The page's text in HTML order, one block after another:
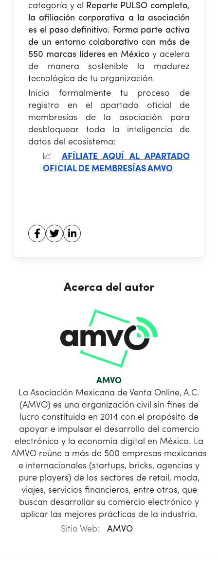
categoría y el
Reporte PULSO completo,
la afiliación corporativa a la asociación
es el paso definitivo. Forma parte activa
de un entorno colaborativo con más de
550 marcas líderes en México y acelera
de manera sostenible la madurez
tecnológica de tu organización.
Inicia formalmente tu proceso de
registro en el apartado oficial de
membresías de la asociación para
desbloquear toda la inteligencia de
datos del ecosistema:
📈
AFÍLIATE AQUÍ AL APARTADO
OFICIAL DE MEMBRESÍAS AMVO
Acerca del autor
AMVO
La Asociación Mexicana de Venta Online, A.C.
(AMVO) es una organización civil sin fines de
lucro constituida en 2014 con el propósito de
apoyar e impulsar el desarrollo del comercio
electrónico y la economía digital en México. La
AMVO reúne a más de 500 empresas mexicanas
e internacionales (startups, bricks, agencias y
pure players) de los sectores de retail, moda,
viajes, servicios financieros, entre otros, que
buscan desarrollar su comercio electrónico y
aplicar las mejores prácticas de la industria.
Sitio Web:
AMVO